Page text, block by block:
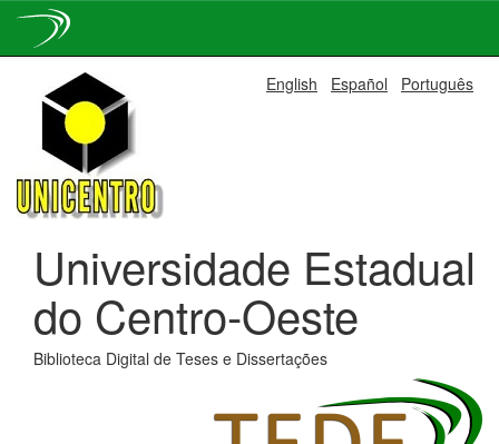
navigation
English Español Português
Universidade Estadual
do Centro-Oeste
Biblioteca Digital de Teses e Dissertações